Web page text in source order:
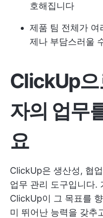
호해집니다
제품 팀 전체가 여
제나 부담스러울
ClickUp으
자의 업무
요
ClickUp은 생산성, 협
업무 관리 도구입니다.
ClickUp이 그 목표를
미 뛰어난 능력을 갖추